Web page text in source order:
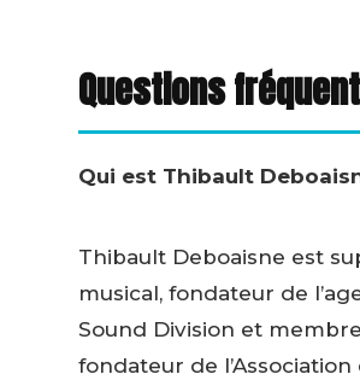
Questions
Qui est Thibault
Thibault Deboaisne est
musical, fondateur de
Sound Division et membre
fondateur de l’Association